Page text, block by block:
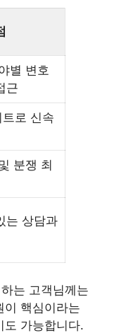
별 변호
근
로 신속
분쟁 최
는 상담과
는 고객님께는
이 핵심이라는
도 가능합니다.